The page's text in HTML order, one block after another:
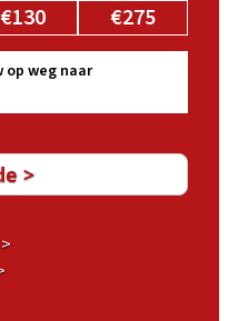
€130 €275
op weg naar